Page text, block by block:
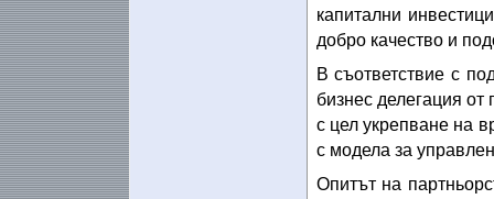
капитални
добро качество и
В съответствие с
бизнес делегация
с цел укрепване на
с модела за
Опитът на